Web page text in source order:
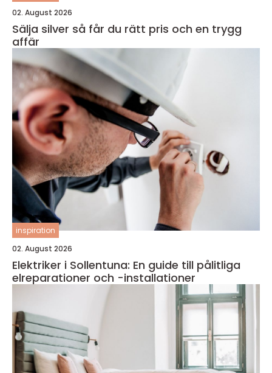
02. August 2026
Sälja silver så får du rätt pris och en trygg
affär
inspiration
02. August 2026
Elektriker i Sollentuna: En guide till pålitliga
elreparationer och -installationer